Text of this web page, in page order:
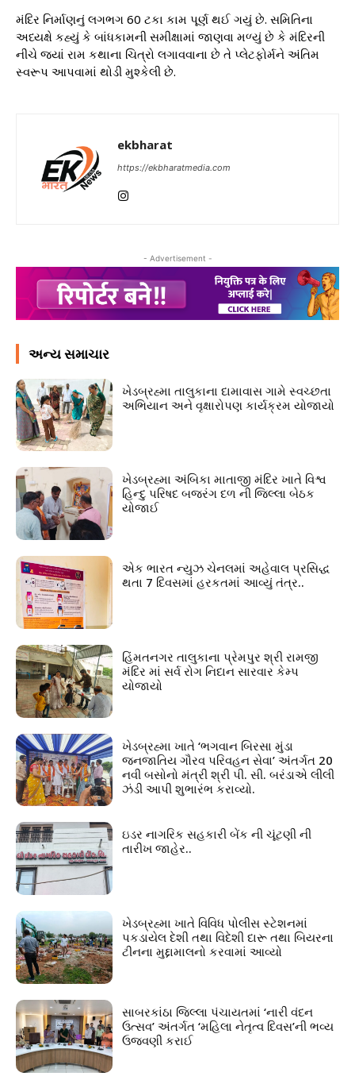
મંદિર નિર્માણનું લગભગ 60 ટકા કામ પૂર્ણ થઈ ગયું છે. સમિતિના
અધ્યક્ષે કહ્યું કે બાંધકામની સમીક્ષામાં જાણવા મળ્યું છે કે મંદિરની
નીચે જ્યાં રામ કથાના ચિત્રો લગાવવાના છે તે પ્લેટફોર્મને અંતિમ
સ્વરૂપ આપવામાં થોડી મુશ્કેલી છે.
ekbharat
https://ekbharatmedia.com
- Advertisement -
અન્ય સમાચાર
ખેડબ્રહ્મા તાલુકાના દામાવાસ ગામે સ્વચ્છતા
અભિયાન અને વૃક્ષારોપણ કાર્યક્રમ યોજાયો
ખેડબ્રહ્મા અંબિકા માતાજી મંદિર ખાતે વિશ્વ
હિન્દુ પરિષદ બજરંગ દળ ની જિલ્લા બેઠક
યોજાઈ
એક ભારત ન્યુઝ ચેનલમાં અહેવાલ પ્રસિદ્ધ
થતા 7 દિવસમાં હરકતમાં આવ્યું તંત્ર..
હિંમતનગર તાલુકાના પ્રેમપુર શ્રી રામજી
મંદિર માં સર્વ રોગ નિદાન સારવાર કેમ્પ
યોજાયો
ખેડબ્રહ્મા ખાતે ‘ભગવાન બિરસા મુંડા
જનજાતિય ગૌરવ પરિવહન સેવા’ અંતર્ગત 20
નવી બસોનો મંત્રી શ્રી પી. સી. બરંડાએ લીલી
ઝંડી આપી શુભારંભ કરાવ્યો.
ઇડર નાગરિક સહકારી બેંક ની ચૂંટણી ની
તારીખ જાહેર..
ખેડબ્રહ્મા ખાતે વિવિધ પોલીસ સ્ટેશનમાં
પકડાયેલ દેશી તથા વિદેશી દારૂ તથા બિયરના
ટીનના મુદ્દામાલનો કરવામાં આવ્યો
સાબરકાંઠા જિલ્લા પંચાયતમાં ‘નારી વંદન
ઉત્સવ’ અંતર્ગત ‘મહિલા નેતૃત્વ દિવસ’ની ભવ્ય
ઉજવણી કરાઈ